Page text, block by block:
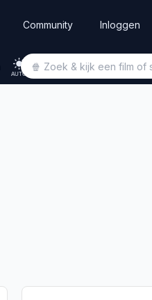
Community Inloggen
AUTO